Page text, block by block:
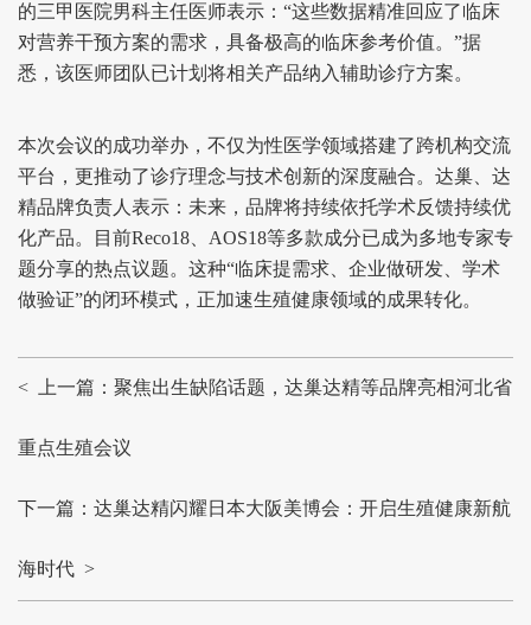
的三甲医院男科主任医师表示：“这些数据精准回应了临床
对营养干预方案的需求，具备极高的临床参考价值。”据
悉，该医师团队已计划将相关产品纳入辅助诊疗方案。
本次会议的成功举办，不仅为性医学领域搭建了跨机构交流
平台，更推动了诊疗理念与技术创新的深度融合。达巢、达
精品牌负责人表示：未来，品牌将持续依托学术反馈持续优
化产品。目前Reco18、AOS18等多款成分已成为多地专家专
题分享的热点议题。这种“临床提需求、企业做研发、学术
做验证”的闭环模式，正加速生殖健康领域的成果转化。
< 上一篇：聚焦出生缺陷话题，达巢达精等品牌亮相河北省
重点生殖会议
下一篇：达巢达精闪耀日本大阪美博会：开启生殖健康新航
海时代 >